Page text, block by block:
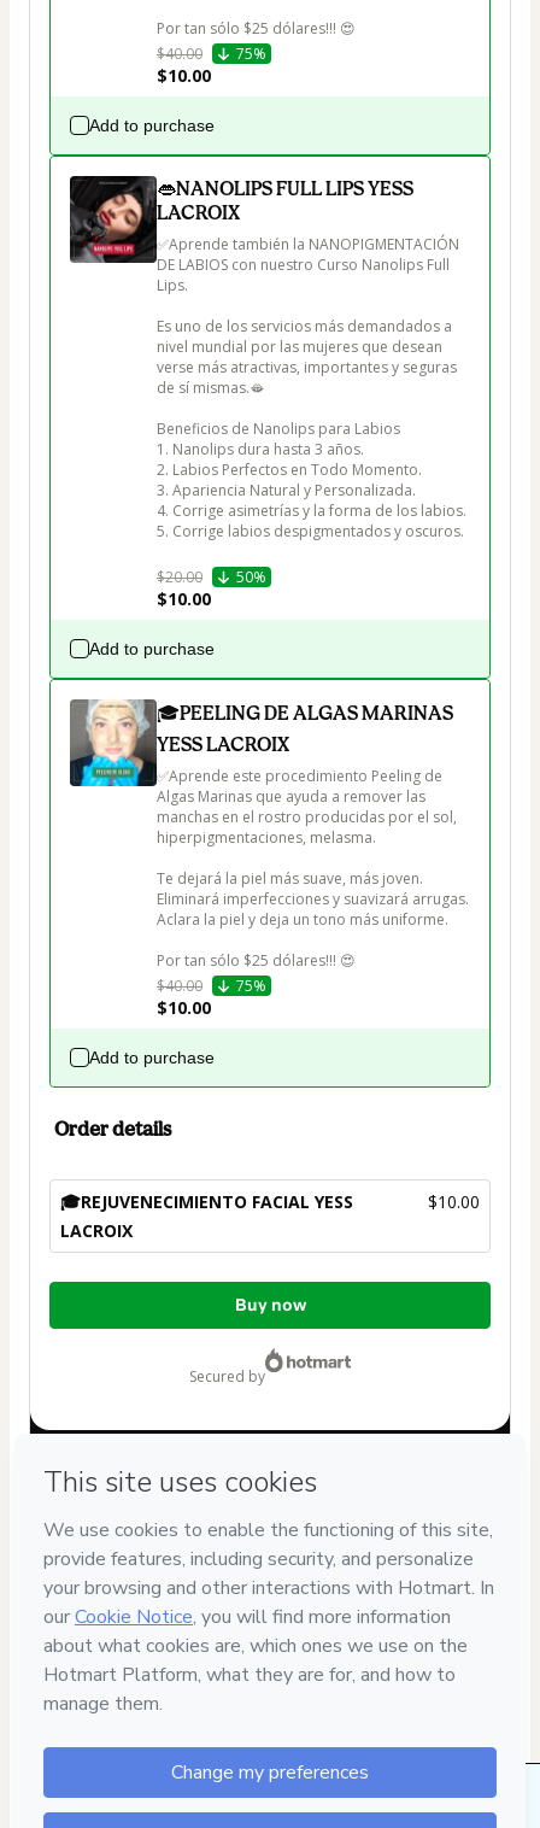
$40.00
75%
$10.00
Add to purchase
👄NANOLIPS FULL LIPS YESS
LACROIX
✅Aprende también la NANOPIGMENTACIÓN
DE LABIOS con nuestro Curso Nanolips Full
Lips.
Es uno de los servicios más demandados a
nivel mundial por las mujeres que desean
verse más atractivas, importantes y seguras
de sí mismas.🫦
Beneficios de Nanolips para Labios
1. Nanolips dura hasta 3 años.
2. Labios Perfectos en Todo Momento.
3. Apariencia Natural y Personalizada.
4. Corrige asimetrías y la forma de los labios.
5. Corrige labios despigmentados y oscuros.
$20.00 50%
$10.00
Add to purchase
🎓PEELING DE ALGAS MARINAS
YESS LACROIX
✅Aprende este procedimiento Peeling de
Algas Marinas que ayuda a remover las
manchas en el rostro producidas por el sol,
hiperpigmentaciones, melasma.
Te dejará la piel más suave, más joven.
Eliminará imperfecciones y suavizará arrugas.
Aclara la piel y deja un tono más uniforme.
$40.00
75%
$10.00
Add to purchase
Order details
🎓REJUVENECIMIENTO FACIAL YESS
LACROIX
$10.00
Total
Buy now
secured by
If you need to submit a request to our support team, please
provide the code below:
CKTID-X55030098E3belgydt1-1786055511447-9251
Was your information autofill in? Click here to learn more
By clicking 'Buy Now' I declare that I (i) understand that
and has no responsibility for the content and/or control over
it; (ii) agree to Hotmart’s
and accompanied by a legal guardian.
Learn more about your purchasehere.
Hotmart ©2026- All rights reserved
23 people were interested in this product in the